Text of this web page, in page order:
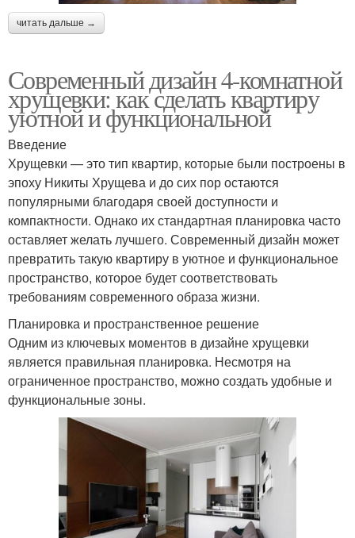
читать дальше →
Современный дизайн 4-комнатной
хрущевки: как сделать квартиру
уютной и функциональной
Введение
Хрущевки — это тип квартир, которые были построены в
эпоху Никиты Хрущева и до сих пор остаются
популярными благодаря своей доступности и
компактности. Однако их стандартная планировка часто
оставляет желать лучшего. Современный дизайн может
превратить такую квартиру в уютное и функциональное
пространство, которое будет соответствовать
требованиям современного образа жизни.
Планировка и пространственное решение
Одним из ключевых моментов в дизайне хрущевки
является правильная планировка. Несмотря на
ограниченное пространство, можно создать удобные и
функциональные зоны.